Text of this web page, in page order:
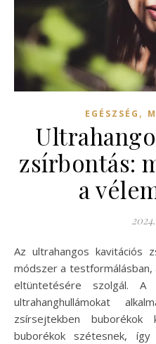
EGÉSZSÉG ,
zsírbontás:
a
Az ultrahangos kavitációs zsírbontás egyre népszerűbb
módszer a testformálásban,
eltüntetésére szolgál. A
ultrahanghullámokat
zsírsejtekben
buborékok szétesnek,